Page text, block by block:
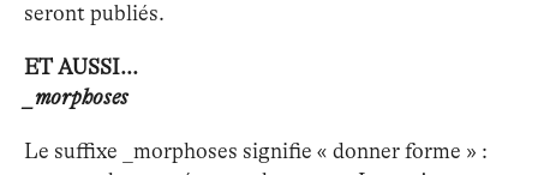
seront publiés.
ET AUSSI...
_morphoses
Le suffixe _morphoses signifie « donner forme » :